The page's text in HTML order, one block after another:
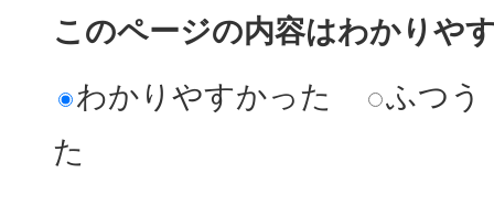
このページの内容はわかりや
わかりやすかった
ふつう
た